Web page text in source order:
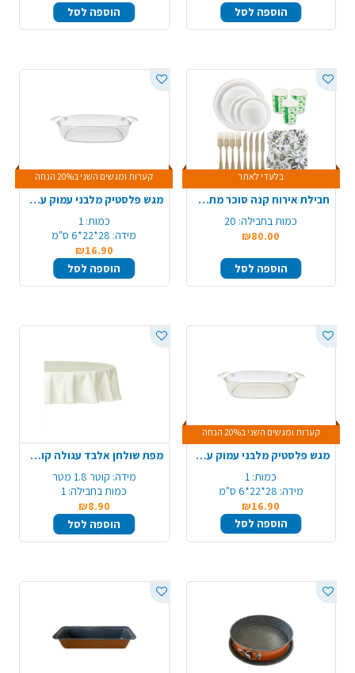
הוספה לסל
הוספה לסל
בלעדי לאתר
חבילת אירוח קנה סוכר מתכלה 25 סועדים - עגול
כמות בחבילה: 20
₪80.00
הוספה לסל
קערות ומגשים השני ב20% הנחה
מגש פלסטיק מלבני עמוק עם ידיות - ניצוצות כסף
כמות: 1
מידה: 28*22*6 ס"מ
₪16.90
הוספה לסל
קערות ומגשים השני ב20% הנחה
מגש פלסטיק מלבני עמוק עם ידיות - ניצוצות זהב
כמות: 1
מידה: 28*22*6 ס"מ
₪16.90
הוספה לסל
מפת שולחן אלבד עגולה קוטר 1.80 מ' - קרם
מידה: קוטר 1.8 מטר
כמות בחבילה: 1
₪8.90
הוספה לסל